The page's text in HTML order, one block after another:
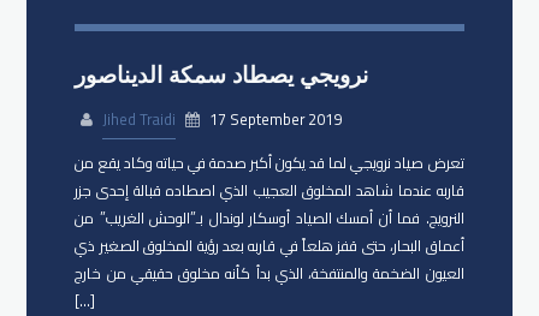
نرويجي يصطاد سمكة الديناصور
Jihed Traidi
17 September 2019
تعرض صياد نرويجي لما قد يكون أكبر صدمة في حياته وكاد يقع من
قاربه عندما شاهد المخلوق العجيب الذي اصطاده قبالة إحدى جزر
النرويج. فما أن أمسك الصياد أوسكار لوندال بـ”الوحش الغريب” من
أعماق البحار، حتى قفز هلعاً في قاربه بعد رؤية المخلوق الصغير ذي
العيون الضخمة والمنتفخة، الذي بدأ كأنه مخلوق حقيقي من خارج
[…]